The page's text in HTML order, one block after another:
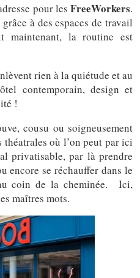
pour les FreeWorkers.
à des espaces de travail
maintenant, la routine est
rien à la quiétude et au
contemporain, design et
!
cousu ou soigneusement
théatrales où l’on peut par ici
privatisable, par là prendre
encore se réchauffer dans le
coin de la cheminée. Ici,
maîtres mots.